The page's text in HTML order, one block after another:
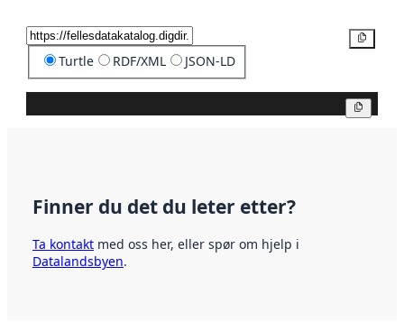
Turtle RDF/XML JSON-LD
Finner du det du leter etter?
Ta kontakt med oss her, eller spør om hjelp i
Datalandsbyen.